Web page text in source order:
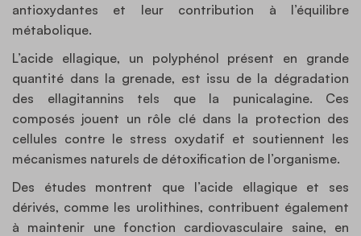
antioxydantes et leur contribution à l’équilibre
métabolique.
L’acide ellagique, un polyphénol présent en grande
quantité dans la grenade, est issu de la dégradation
des ellagitannins tels que la punicalagine. Ces
composés jouent un rôle clé dans la protection des
cellules contre le stress oxydatif et soutiennent les
mécanismes naturels de détoxification de l’organisme.
Des études montrent que l’acide ellagique et ses
dérivés, comme les urolithines, contribuent également
à maintenir une fonction cardiovasculaire saine, en